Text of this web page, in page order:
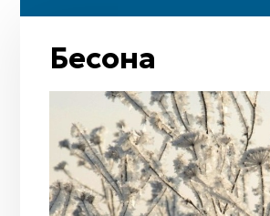
Күн күркіреуі мен найзағай
Кемпірқосақ
Жаңбыр
Жел
Мизан көк
Бесқонақ
Бөрісырғақ
Өзен (бастаулары)
Шынар
Қайың
Адыраспан
Арша
Селеу
Жусан
Қызғалдақ
Бесқонақ